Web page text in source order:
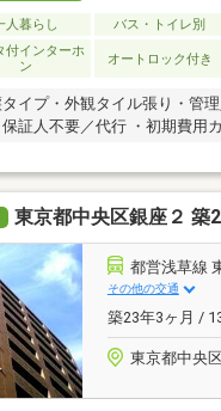
人暮らし バス・トイレ別
付インターホ
ン
オートロック付き
イプ・外観タイル張り・管
証人不要／代行 ・初期費用
東京都中央区銀座２ 築
都営浅草線
その他の交通
築23年3ヶ月 /
東京都中央